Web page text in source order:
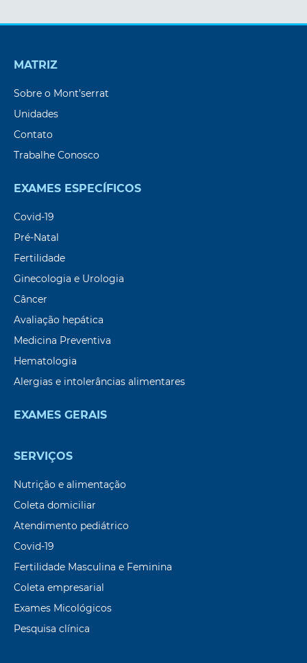
MATRIZ
Sobre o Mont’serrat
Unidades
Contato
Trabalhe Conosco
EXAMES ESPECÍFICOS
Covid-19
Pré-Natal
Fertilidade
Ginecologia e Urologia
Câncer
Avaliação hepática
Medicina Preventiva
Hematologia
Alergias e intolerâncias alimentares
EXAMES GERAIS
SERVIÇOS
Nutrição e alimentação
Coleta domiciliar
Atendimento pediátrico
Covid-19
Fertilidade Masculina e Feminina
Coleta empresarial
Exames Micológicos
Pesquisa clínica